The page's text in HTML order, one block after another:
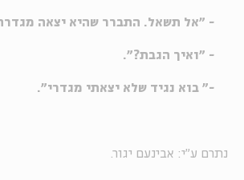
- "אל תשאל. התברר שהיא יצאה
- "ואיך הגבת?".
-" בוא נגיד שלא יצאתי מגדרי".
נתרם ע"י: אבינעם יגור.